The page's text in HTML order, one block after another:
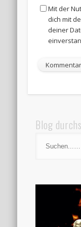
Mit der
dich mit
deiner
Blog